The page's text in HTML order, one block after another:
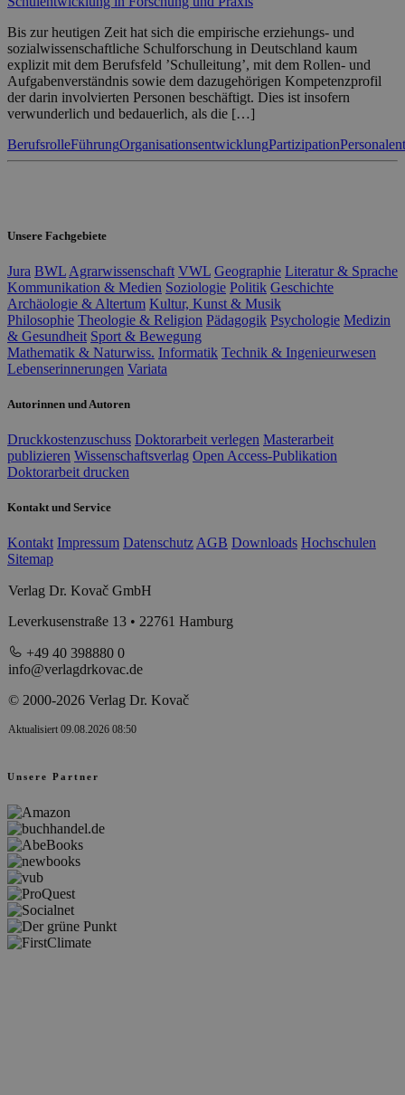
Bis zur heutigen Zeit hat sich die empirische erziehungs- und
sozialwissenschaftliche Schulforschung in Deutschland kaum
explizit mit dem Berufsfeld ’Schulleitung’, mit dem Rollen- und
Aufgabenverständnis sowie dem dazugehörigen Kompetenzprofil
der darin involvierten Personen beschäftigt. Dies ist insofern
verwunderlich und bedauerlich, als die […]
BerufsrolleFührungOrganisationsentwicklungPartizipation
Unsere Fachgebiete
Jura BWL Agrarwissenschaft VWL Geographie Literatur & Sprache
Kommunikation & Medien Soziologie Politik Geschichte
Archäologie & Altertum Kultur, Kunst & Musik
Philosophie Theologie & Religion Pädagogik Psychologie Medizin
& Gesundheit Sport & Bewegung
Mathematik & Naturwiss. Informatik Technik & Ingenieurwesen
Lebenserinnerungen Variata
Autorinnen und Autoren
Druckkostenzuschuss Doktorarbeit verlegen Masterarbeit
publizieren Wissenschaftsverlag Open Access-Publikation
Doktorarbeit drucken
Kontakt und Service
Kontakt Impressum Datenschutz AGB Downloads Hochschulen
Sitemap
Verlag Dr. Kovač GmbH
Leverkusenstraße 13 • 22761 Hamburg
+49 40 398880 0
info@verlagdrkovac.de
© 2000-2026 Verlag Dr. Kovač
Aktualisiert 09.08.2026 08:50
Unsere Partner